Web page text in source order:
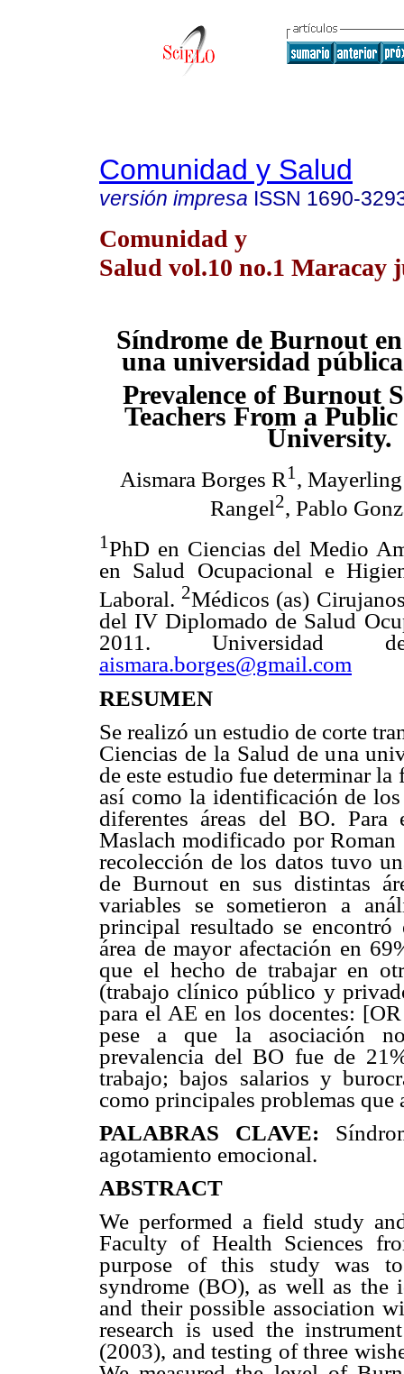
Comunidad y Salud
versión impresa ISSN 1690-
Comunidad y
Salud vol.10 no.1 Maracay
Síndrome de Burnout
una universidad
Prevalence of Burnout
Teachers From a Public
University.
Aismara Borges R1 ,
Rangel2, Pablo
1PhD en Ciencias del Medio
en Salud Ocupacional e
Laboral. 2Médicos (as)
del IV Diplomado de Salud
2011. Universidad de
aismara.borges@gmail.com
RESUMEN
Se realizó un estudio de corte
Ciencias de la Salud de una
de este estudio fue determinar
así como la identificación de
diferentes áreas del BO.
Maslach modificado por
recolección de los datos tuvo
de Burnout en sus distintas
variables se sometieron a
principal resultado se
área de mayor afectación en
que el hecho de trabajar en
(trabajo clínico público y
para el AE en los docentes:
pese a que la asociación
prevalencia del BO fue de
trabajo; bajos salarios y
como principales problemas que
PALABRAS CLAVE:
agotamiento emocional.
ABSTRACT
We performed a field study
Faculty of Health Sciences
purpose of this study was
syndrome (BO), as well as the
and their possible association
research is used the
(2003), and testing of three